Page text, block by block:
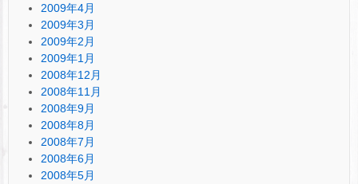
2009年4月
2009年3月
2009年2月
2009年1月
2008年12月
2008年11月
2008年9月
2008年8月
2008年7月
2008年6月
2008年5月